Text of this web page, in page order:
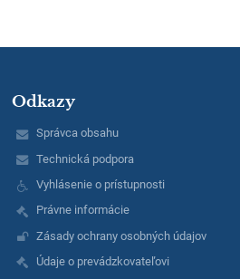
Odkazy
Správca obsahu
Technická podpora
Vyhlásenie o prístupnosti
Právne informácie
Zásady ochrany osobných údajov
Údaje o prevádzkovateľovi